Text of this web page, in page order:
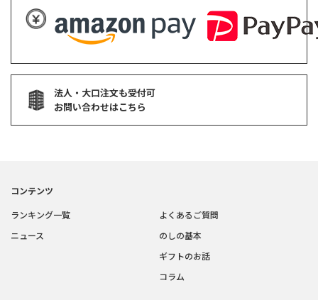
法人・大口注文も受付可
お問い合わせはこちら
コンテンツ
ランキング一覧
ニュース
よくあるご質問
のしの基本
ギフトのお話
コラム